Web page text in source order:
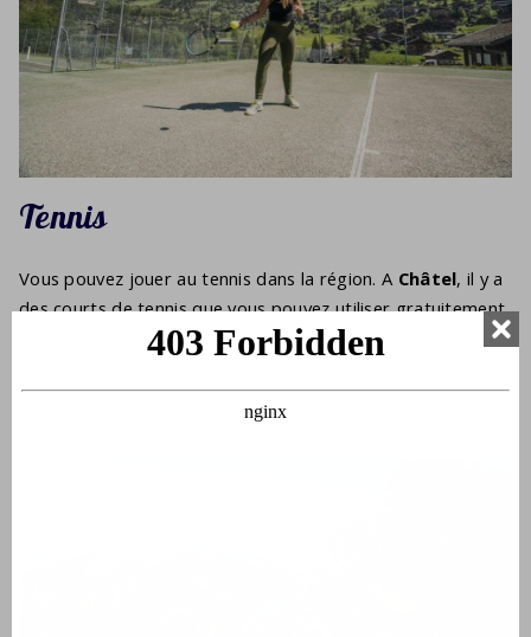
Tennis
Vous pouvez jouer au tennis dans la région. A Châtel, il y a
des courts de tennis que vous pouvez utiliser gratuitement
en dehors de la haute saison.